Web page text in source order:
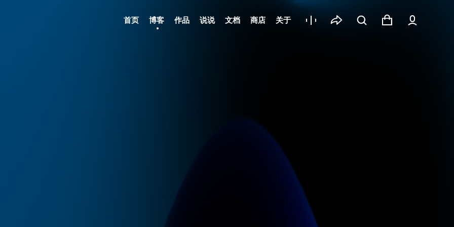
首页 博客 作品 说说 文档 商店 关于